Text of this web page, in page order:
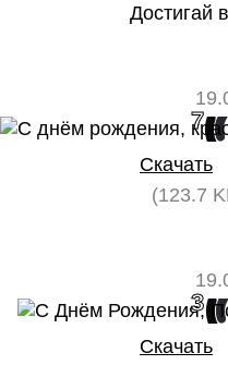
Достигай
7
Скачать
(123.7
3
Скачать